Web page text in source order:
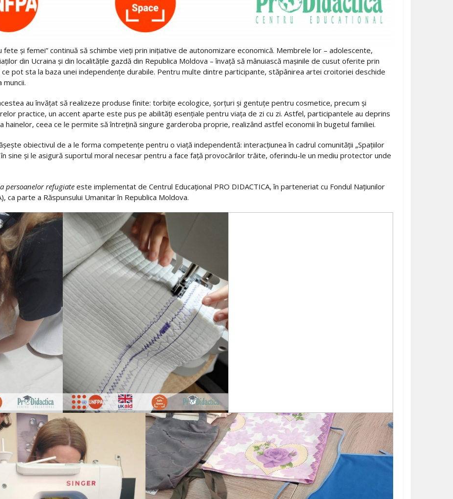
fete și femei” continuă să schimbe vieți prin inițiative de autonomizare economică. Membrele lor – adolescente,
din Ucraina și din localitățile gazdă din Republica Moldova – învață să mânuiască mașinile de cusut oferite prin
pot sta la baza unei independențe durabile. Pentru multe dintre participante, stăpânirea artei croitoriei deschide
au învățat să realizeze produse finite: torbițe ecologice, șorțuri și gentuțe pentru cosmetice, precum și
practice, un accent aparte este pus pe abilități esențiale pentru viața de zi cu zi. Astfel, participantele au deprins
hainelor, ceea ce le permite să întrețină singure garderoba proprie, realizând astfel economii în bugetul familiei.
obiectivul de a le forma competențe pentru o viață independentă: interacțiunea în cadrul comunității „Spațiilor
sine și le asigură suportul moral necesar pentru a face față provocărilor trăite, oferindu-le un mediu protector unde
persoanelor refugiate este implementat de Centrul Educațional PRO DIDACTICA, în parteneriat cu Fondul Națiunilor
ca parte a Răspunsului Umanitar în Republica Moldova.